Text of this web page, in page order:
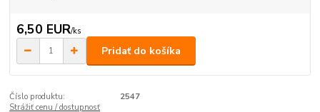
6,50 EUR/ks
Pridať do košíka
Číslo produktu:
2547
Strážiť cenu / dostupnosť